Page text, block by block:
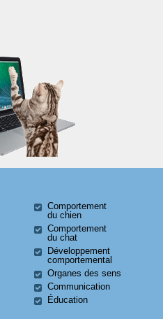
Comportement
du chien
Comportement
du chat
Développement
comportemental
Organes des sens
Communication
Éducation